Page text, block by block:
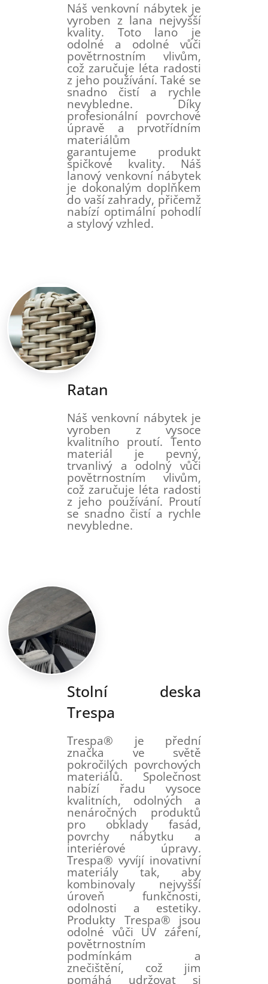
Náš venkovní nábytek je
vyroben z lana nejvyšší
kvality. Toto lano je
odolné a odolné vůči
povětrnostním vlivům,
což zaručuje léta radosti
z jeho používání. Také se
snadno čistí a rychle
nevybledne. Díky
profesionální povrchové
úpravě a prvotřídním
materiálům
garantujeme produkt
špičkové kvality. Náš
lanový venkovní nábytek
je dokonalým doplňkem
do vaší zahrady, přičemž
nabízí optimální pohodlí
a stylový vzhled.
Ratan
Náš venkovní nábytek je
vyroben z vysoce
kvalitního proutí. Tento
materiál je pevný,
trvanlivý a odolný vůči
povětrnostním vlivům,
což zaručuje léta radosti
z jeho používání. Proutí
se snadno čistí a rychle
nevybledne.
Stolní deska
Trespa
Trespa® je přední
značka ve světě
pokročilých povrchových
materiálů. Společnost
nabízí řadu vysoce
kvalitních, odolných a
nenáročných produktů
pro obklady fasád,
povrchy nábytku a
interiérové ​​úpravy.
Trespa® vyvíjí inovativní
materiály tak, aby
kombinovaly nejvyšší
úroveň funkčnosti,
odolnosti a estetiky.
Produkty Trespa® jsou
odolné vůči UV záření,
povětrnostním
podmínkám a
znečištění, což jim
pomáhá udržovat si